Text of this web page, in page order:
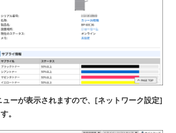
ーが表示されますので、[ネットワーク設定]
。